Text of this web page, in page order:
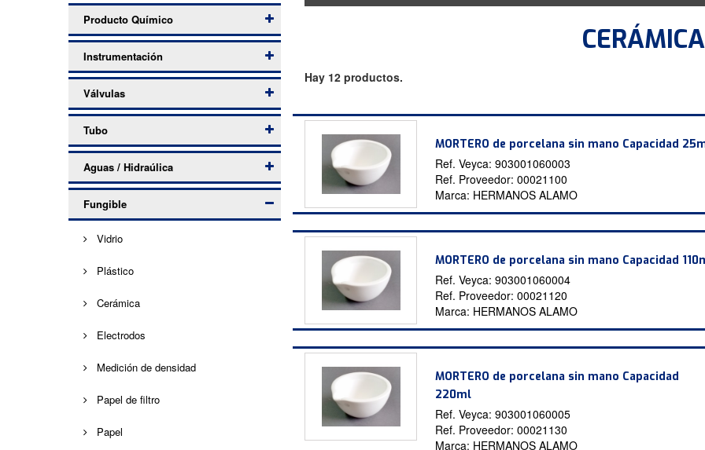
Producto Químico
Instrumentación
Válvulas
Tubo
Aguas / Hidraúlica
Fungible
Vidrio
Plástico
Cerámica
Electrodos
Medición de densidad
Papel de filtro
Papel
CERÁMICA
Hay 12 productos.
MORTERO de porcelana sin mano Capacidad
Ref. Veyca:903001060003
Ref. Proveedor:00021100
Marca: HERMANOS ALAMO
MORTERO de porcelana sin mano Capacidad
Ref. Veyca:903001060004
Ref. Proveedor:00021120
Marca: HERMANOS ALAMO
MORTERO de porcelana sin mano Capacidad
220ml
Ref. Veyca:903001060005
Ref. Proveedor:00021130
Marca: HERMANOS ALAMO